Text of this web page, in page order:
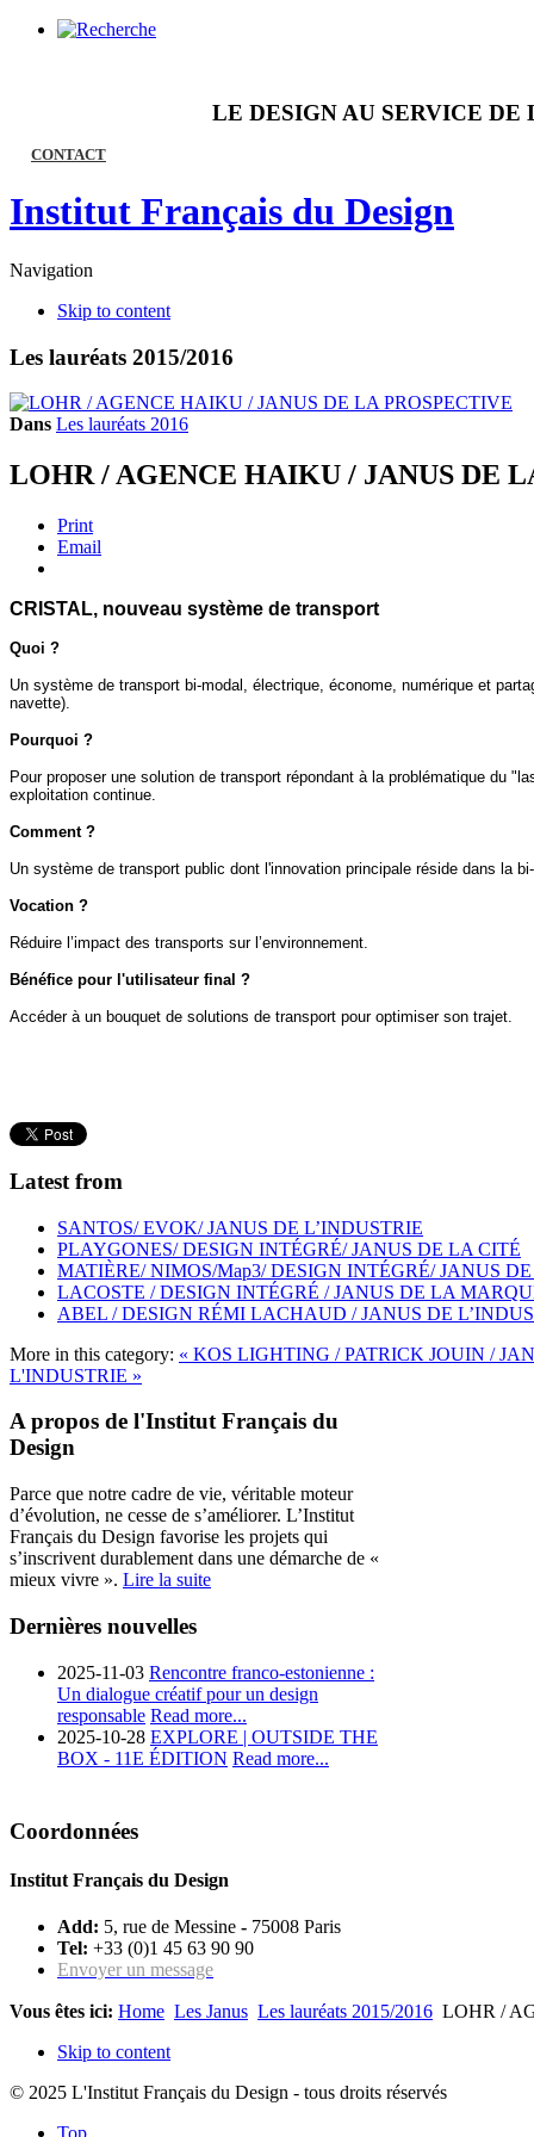
LE DESIGN AU SERVICE
CONTACT
Institut Français du Design
Navigation
Skip to content
Les lauréats 2015/2016
Dans Les lauréats 2016
LOHR / AGENCE HAIKU / JANUS DE
Print
Email
CRISTAL, nouveau système de transport
Quoi ?
Un système de transport bi-modal, électrique, économe, numérique et
navette).
Pourquoi ?
Pour proposer une solution de transport répondant à la problématique du
exploitation continue.
Comment ?
Un système de transport public dont l'innovation principale réside dans la
Vocation ?
Réduire l’impact des transports sur l’environnement.
Bénéfice pour l'utilisateur final ?
Accéder à un bouquet de solutions de transport pour optimiser son trajet.
Latest from
SANTOS/ EVOK/ JANUS DE L’INDUSTRIE
PLAYGONES/ DESIGN INTÉGRÉ/ JANUS DE LA CITÉ
MATIÈRE/ NIMOS/Map3/ DESIGN INTÉGRÉ/ JANUS
LACOSTE / DESIGN INTÉGRÉ / JANUS DE LA
ABEL / DESIGN RÉMI LACHAUD / JANUS DE
More in this category: « KOS LIGHTING / PATRICK JOUIN /
L'INDUSTRIE »
A propos de l'Institut Français du
Design
Parce que notre cadre de vie, véritable moteur
d’évolution, ne cesse de s’améliorer. L’Institut
Français du Design favorise les projets qui
s’inscrivent durablement dans une démarche de «
mieux vivre ». Lire la suite
Dernières nouvelles
2025-11-03 Rencontre franco-estonienne :
Un dialogue créatif pour un design
responsable Read more...
2025-10-28 EXPLORE | OUTSIDE THE
BOX - 11E ÉDITION Read more...
Coordonnées
Institut Français du Design
Add: 5, rue de Messine - 75008 Paris
Tel: +33 (0)1 45 63 90 90
Envoyer un message
Vous êtes ici: Home Les Janus Les lauréats 2015/2016 LOHR /
Skip to content
© 2025 L'Institut Français du Design - tous droits réservés
Top